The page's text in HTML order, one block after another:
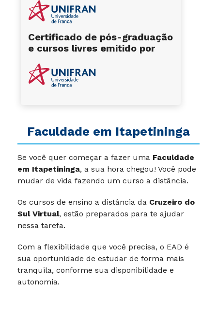
Faculdade em Itapetininga
Se você quer começar a fazer uma Faculdade
em Itapetininga, a sua hora chegou! Você pode
mudar de vida fazendo um curso a distância.
Os cursos de ensino a distância da Cruzeiro do
Sul Virtual, estão preparados para te ajudar
nessa tarefa.
Com a flexibilidade que você precisa, o EAD é
sua oportunidade de estudar de forma mais
tranquila, conforme sua disponibilidade e
autonomia.
Certificado de pós-graduação
e cursos livres emitido por